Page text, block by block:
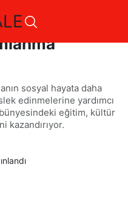
Kültür
sosyal hayata daha
edinmelerine yardımcı
bünyesindeki eğitim, kültür
kazandırıyor.